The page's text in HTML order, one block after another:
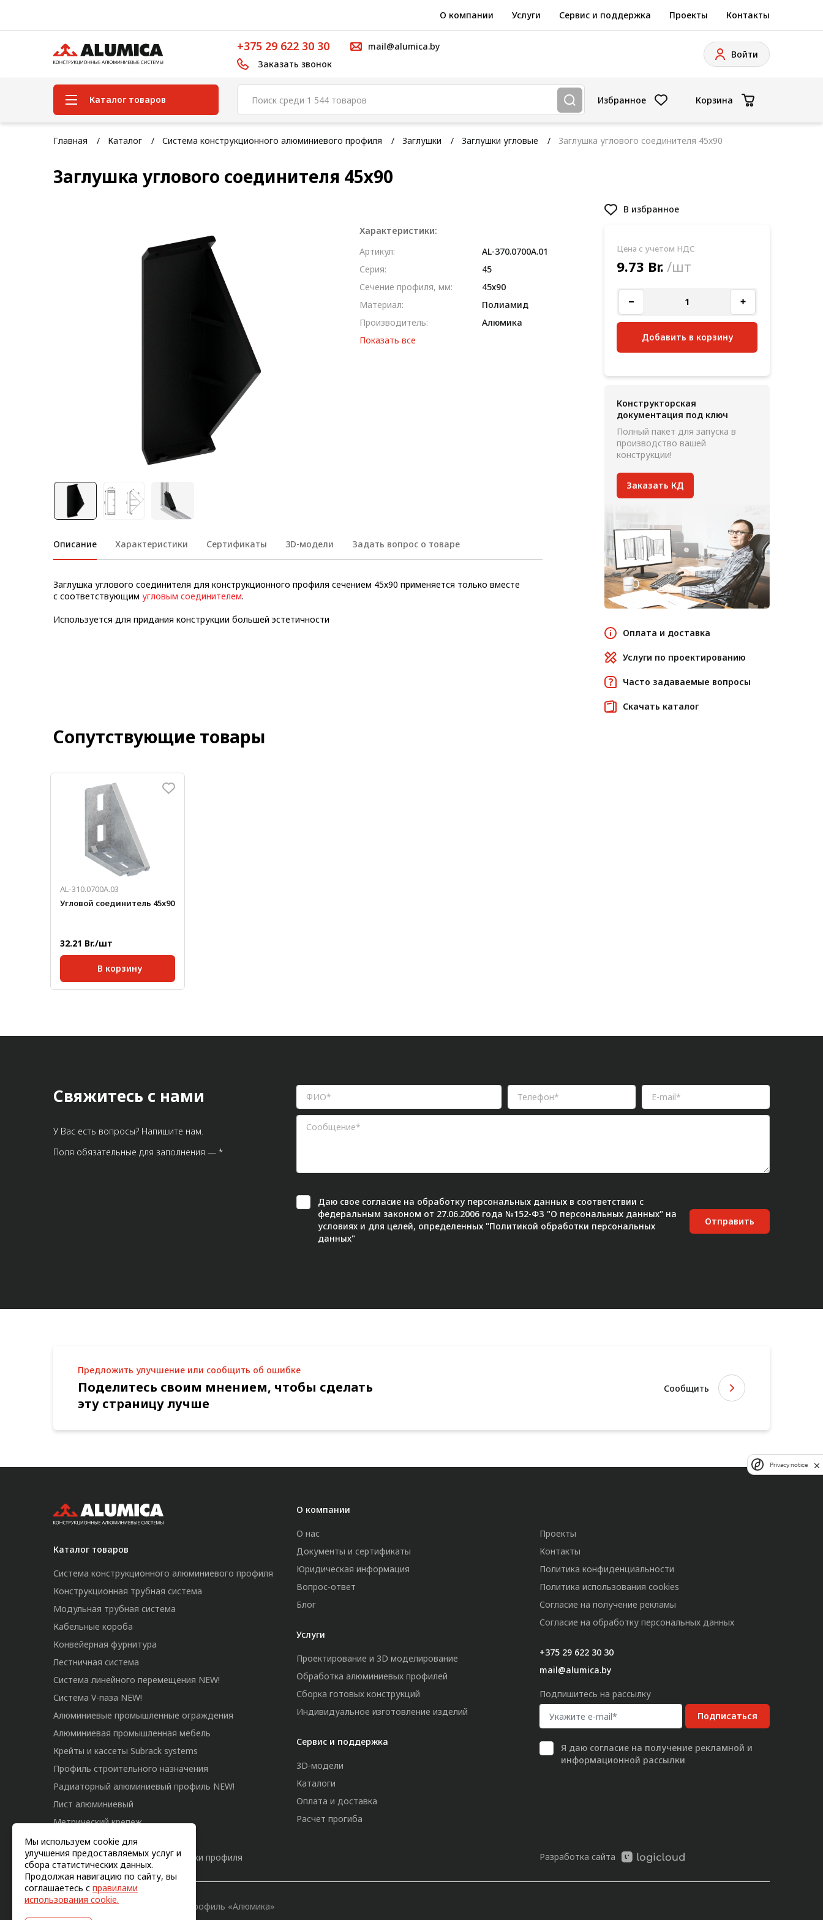
О компании Услуги Сервис и поддержка Проекты Контакты
+375 29 622 30 30
Заказать звонок
mail@alumica.by
Войти
Каталог товаров
Система конструкционного
Конструкционная трубная
система
Конвейерная фурнитура
назначения
Радиаторный алюминиевый
профиль NEW!
Лист алюминиевый
Конструкции из профиля
обработки профиля
Избранное Корзина
Главная Каталог Система конструкционного алюминиевого профиля Заглушки Заглушки угловые Заглушка углового соединителя 45х90
Заглушка углового соединителя 45х90
Описание Характеристики Сертификаты 3D-модели Задать вопрос о товаре
Заглушка углового соединителя для конструкционного профиля сечением 45х90 применяется только вместе
с соответствующим угловым соединителем.
Используется для придания конструкции большей эстетичности
Характеристики:
Артикул:
AL-370.0700A.01
Серия:
45
Сечение профиля, мм:
45х90
Материал:
Полиамид
Производитель:
Алюмика
Показать все
В избранное
Цена с учетом НДС
9.73 Br. /шт
Добавить в корзину
Конструкторская
документация под ключ
Полный пакет для запуска в
производство вашей
конструкции!
Заказать КД
Оплата и доставка
Услуги по проектированию
Часто задаваемые вопросы
Скачать каталог
Сопутствующие товары
AL-310.0700A.03
Угловой соединитель 45x90
32.21 Br./шт
В корзину
Мы используем cookie для
улучшения предоставляемых услуг и
сбора статистических данных.
Продолжая навигацию по сайту, вы
соглашаетесь с правилами
использования cookie.
Свяжитесь с нами
У Вас есть вопросы? Напишите нам.
Поля обязательные для заполнения — *
Даю свое согласие на обработку персональных данных в соответствии с
федеральным законом от 27.06.2006 года №152-ФЗ "О персональных данных" на
условиях и для целей, определенных "Политикой обработки персональных
данных"
Отправить
Предложить улучшение или сообщить об ошибке
Поделитесь своим мнением, чтобы сделать
эту страницу лучше
Сообщить
Каталог товаров
Система конструкционного алюминиевого профиля
Конструкционная трубная система
Модульная трубная система
Кабельные короба
Конвейерная фурнитура
Лестничная система
Система линейного перемещения NEW!
Система V-паза NEW!
Алюминиевые промышленные ограждения
Алюминиевая промышленная мебель
Крейты и кассеты Subrack systems
Профиль строительного назначения
Радиаторный алюминиевый профиль NEW!
Лист алюминиевый
Метрический крепеж
Конструкции из профиля
Услуги дополнительной обработки профиля
О компании
О нас
Документы и сертификаты
Юридическая информация
Вопрос-ответ
Блог
Услуги
Проектирование и 3D моделирование
Обработка алюминиевых профилей
Сборка готовых конструкций
Индивидуальное изготовление изделий
Сервис и поддержка
3D-модели
Каталоги
Оплата и доставка
Расчет прогиба
Проекты
Контакты
Политика конфиденциальности
Политика использования cookies
Согласие на получение рекламы
Согласие на обработку персональных данных
+375 29 622 30 30
mail@alumica.by
Подпишитесь на рассылку
Подписаться
Я даю согласие на получение рекламной и
информационной рассылки
Разработка сайта
© 2011-2026, Конструкционный профиль «Алюмика»
Privacy notice